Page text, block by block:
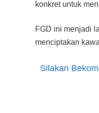
konkret untuk
FGD ini menjadi
menciptakan
Silakan